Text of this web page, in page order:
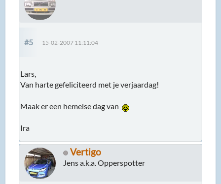
#5 15-02-2007 11:11:04
Lars,
Van harte gefeliciteerd met je verjaardag!
Maak er een hemelse dag van
Ira
Vertigo
Jens a.k.a. Opperspotter